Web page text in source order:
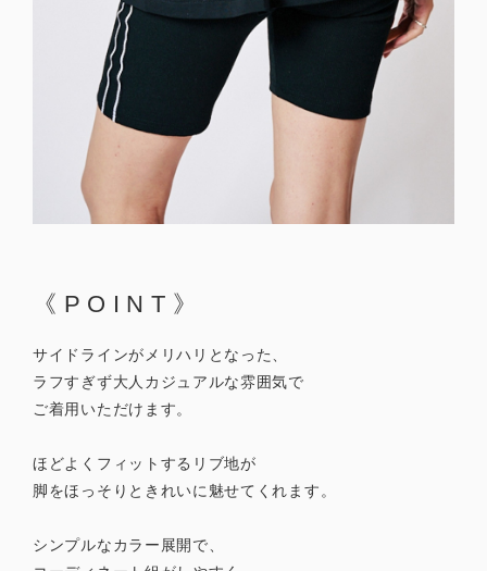
《POINT》
サイドラインがメリハリとなった、
ラフすぎず大人カジュアルな雰囲気で
ご着用いただけます。
ほどよくフィットするリブ地が
脚をほっそりときれいに魅せてくれます。
シンプルなカラー展開で、